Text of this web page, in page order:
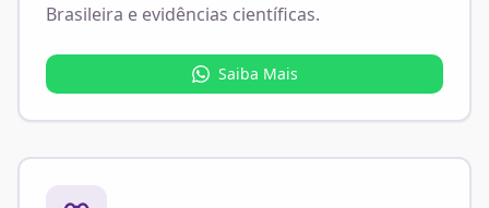
Brasileira e evidências científicas.
Saiba Mais